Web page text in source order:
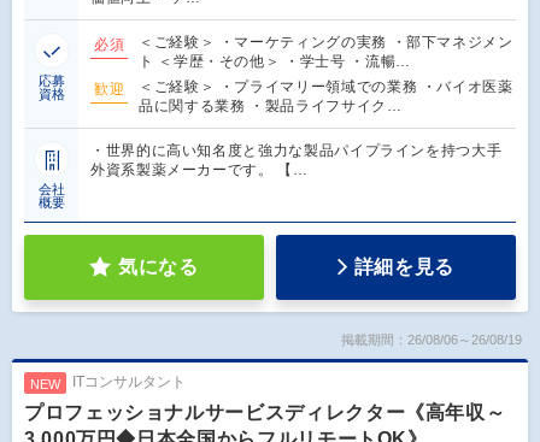
応募
資格
必須
＜ご経験＞ ・マーケティングの実務 ・部下マネジメン
ト ＜学歴・その他＞ ・学士号 ・流暢…
歓迎
＜ご経験＞ ・プライマリー領域での業務 ・バイオ医薬
品に関する業務 ・製品ライフサイク…
会社
概要
・世界的に高い知名度と強力な製品パイプラインを持つ大手
外資系製薬メーカーです。 【…
気になる 詳細を見る
掲載期間：26/08/06～26/08/19
NEW ITコンサルタント
プロフェッショナルサービスディレクター《高年収～